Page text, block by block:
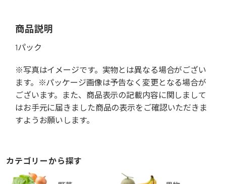
商品説明
1パック
※写真はイメージです。実物とは異なる場合がござい
ます。※パッケージ画像は予告なく変更となる場合が
ございます。また、商品表示の記載内容に関しまして
はお手元に届きました商品の表示をご確認いただきま
すようお願いします。
カテゴリーから探す